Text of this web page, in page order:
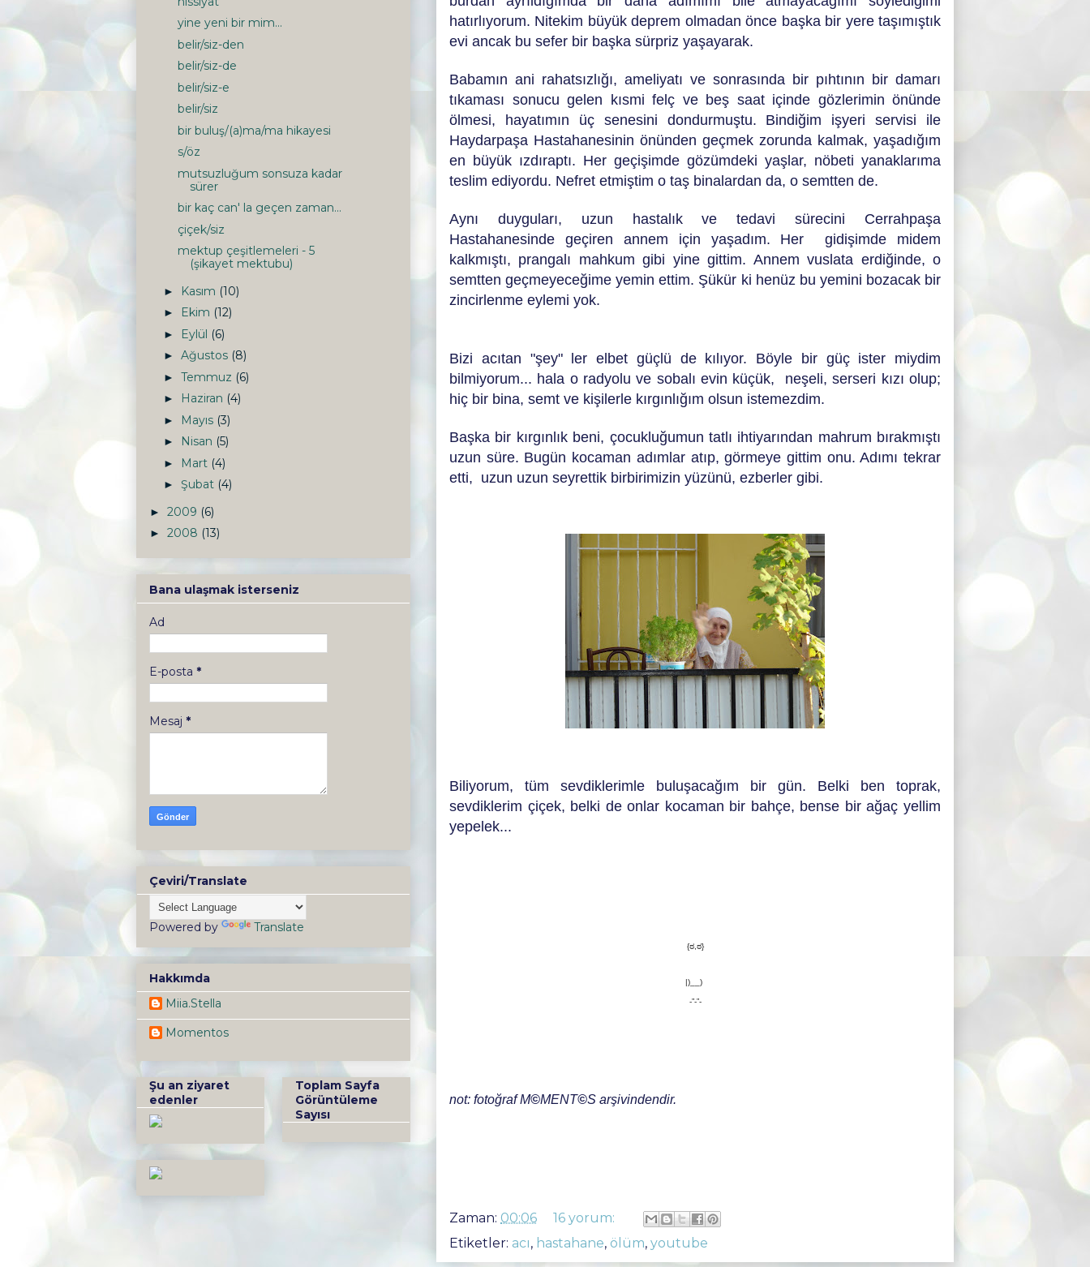
hatırlıyorum. Nitekim büyük deprem olmadan önce başka bir yere taşımıştık
evi ancak bu sefer bir başka sürpriz yaşayarak.
Babamın ani rahatsızlığı, ameliyatı ve sonrasında bir pıhtının bir damarı
tıkaması sonucu gelen kısmi felç ve beş saat içinde gözlerimin önünde
ölmesi, hayatımın üç senesini dondurmuştu. Bindiğim işyeri servisi ile
Haydarpaşa Hastahanesinin önünden geçmek zorunda kalmak, yaşadığım
en büyük ızdıraptı. Her geçişimde gözümdeki yaşlar, nöbeti yanaklarıma
teslim ediyordu. Nefret etmiştim o taş binalardan da, o semtten de.
Aynı duyguları, uzun hastalık ve tedavi sürecini Cerrahpaşa
Hastahanesinde geçiren annem için yaşadım. Her gidişimde midem
kalkmıştı, prangalı mahkum gibi yine gittim. Annem vuslata erdiğinde, o
semtten geçmeyeceğime yemin ettim. Şükür ki henüz bu yemini bozacak bir
zincirlenme eylemi yok.
Bizi acıtan "şey" ler elbet güçlü de kılıyor. Böyle bir güç ister miydim
bilmiyorum... hala o radyolu ve sobalı evin küçük, neşeli, serseri kızı olup;
hiç bir bina, semt ve kişilerle kırgınlığım olsun istemezdim.
Başka bir kırgınlık beni, çocukluğumun tatlı ihtiyarından mahrum bırakmıştı
uzun süre. Bugün kocaman adımlar atıp, görmeye gittim onu. Adımı tekrar
etti, uzun uzun seyrettik birbirimizin yüzünü, ezberler gibi.
Biliyorum, tüm sevdiklerimle buluşacağım bir gün. Belki ben toprak,
sevdiklerim çiçek, belki de onlar kocaman bir bahçe, bense bir ağaç yellim
yepelek...
{ಠ,ಠ}
|)__)
-”-”-
not: fotoğrafM©MENT©S arşivindendir.
Zaman: 00:06
16 yorum:
Etiketler: acı, hastahane, ölüm, youtube
yine yeni bir mim...
belir/siz-den
belir/siz-de
belir/siz-e
belir/siz
bir buluş/(a)ma/ma hikayesi
s/öz
mutsuzluğum sonsuza kadar
sürer
bir kaç can' la geçen zaman...
çiçek/siz
mektup çeşitlemeleri - 5
(şikayet mektubu)
► Kasım (10)
► Ekim (12)
► Eylül (6)
► Ağustos (8)
► Temmuz (6)
► Haziran (4)
► Mayıs (3)
► Nisan (5)
► Mart (4)
► Şubat (4)
► 2009 (6)
► 2008 (13)
Bana ulaşmak isterseniz
Ad
E-posta *
Mesaj *
Çeviri/Translate
Powered by Translate
Hakkımda
Miia.Stella
Momentos
Şu an ziyaret
edenler
Toplam Sayfa
Görüntüleme
Sayısı